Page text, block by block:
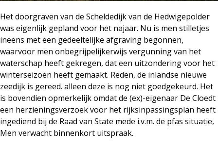
Het doorgraven van de Scheldedijk van de Hedwigepolder
was eigenlijk gepland voor het najaar. Nu is men stilletjes
ineens met een gedeeltelijke afgraving begonnen,
waarvoor men onbegrijpelijkerwijs vergunning van het
waterschap heeft gekregen, dat een uitzondering voor het
winterseizoen heeft gemaakt. Reden, de inlandse nieuwe
zeedijk is gereed. alleen deze is nog niet goedgekeurd. Het
is bovendien opmerkelijk omdat de (ex)-eigenaar De Cloedt
een herzieningsverzoek voor het rijksinpassingsplan heeft
ingediend bij de Raad van State mede i.v.m. de pfas situatie,
Men verwacht binnenkort uitspraak.